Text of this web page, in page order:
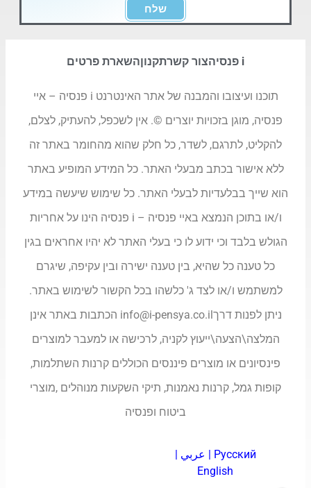
שלח
i פנסיה צור קשרתקנוןהשארת פרטים
תוכנו ועיצובו והמבנה של אתר האינטרנט i פנסיה – איי
פנסיה, מוגן בזכויות יוצרים ©. אין לשכפל, להעתיק, לצלם,
להקליט, לתרגם, לשדר, כל חלק שהוא מהחומר באתר זה
ללא אישור בכתב מבעלי האתר. כל המידע המופיע באתר
הוא שייך בבלעדיות לבעלי האתר. כל שימוש שיעשה במידע
ו/או בתוכן הנמצא באיי פנסיה – i פנסיה הינו על אחריות
הגולש בלבד וכי ידוע לו כי בעלי האתר לא יהיו אחראים בגין
כל טענה כל שהיא, בין טענה ישירה ובין עקיפה, שיגרם
למשתמש ו/או לצד ג' כלשהו בכל הקשור לשימוש באתר.
ניתן לפנות דרךinfo@i-pensya.co.il הכתבות באתר אינן
המלצה\הצעה\ייעוץ לקניה, לרכישה או למעבר למוצרים
פינסיונים או מוצרים פיננסים הכוללים קרנות השתלמות,
קופות גמל, קרנות נאמנות, תיקי השקעות מנוהלים ,מוצרי
ביטוח ופנסיה
Русский
| عربي |
English